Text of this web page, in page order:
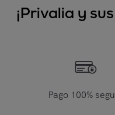
¡Privalia y
Pago 100%